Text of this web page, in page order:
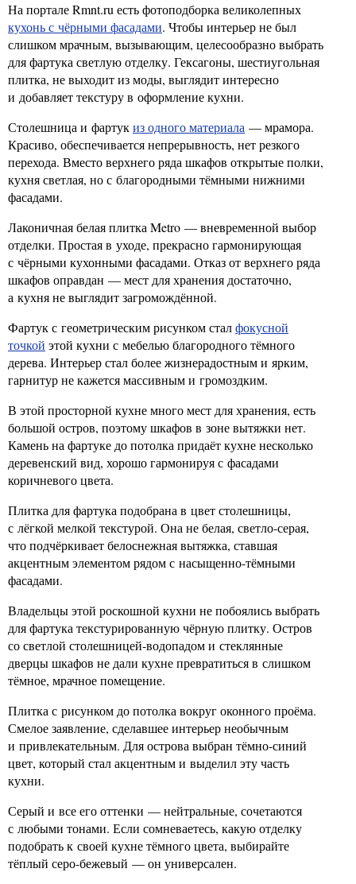
На портале Rmnt.ru есть фотоподборка великолепных
кухонь с чёрными фасадами. Чтобы интерьер не был
слишком мрачным, вызывающим, целесообразно выбрать
для фартука светлую отделку. Гексагоны, шестиугольная
плитка, не выходит из моды, выглядит интересно
и добавляет текстуру в оформление кухни.
Столешница и фартукиз одного материала — мрамора.
Красиво, обеспечивается непрерывность, нет резкого
перехода. Вместо верхнего ряда шкафов открытые полки,
кухня светлая, но с благородными тёмными нижними
фасадами.
Лаконичная белая плитка Metro — вневременной выбор
отделки. Простая в уходе, прекрасно гармонирующая
с чёрными кухонными фасадами. Отказ от верхнего ряда
шкафов оправдан — мест для хранения достаточно,
а кухня не выглядит загромождённой.
Фартук с геометрическим рисунком сталфокусной
точкой этой кухни с мебелью благородного тёмного
дерева. Интерьер стал более жизнерадостным и ярким,
гарнитур не кажется массивным и громоздким.
В этой просторной кухне много мест для хранения, есть
большой остров, поэтому шкафов в зоне вытяжки нет.
Камень на фартуке до потолка придаёт кухне несколько
деревенский вид, хорошо гармонируя с фасадами
коричневого цвета.
Плитка для фартука подобрана в цвет столешницы,
с лёгкой мелкой текстурой. Она не белая, светло-серая,
что подчёркивает белоснежная вытяжка, ставшая
акцентным элементом рядом с насыщенно-тёмными
фасадами.
Владельцы этой роскошной кухни не побоялись выбрать
для фартука текстурированную чёрную плитку. Остров
со светлой столешницей-водопадом и стеклянные
дверцы шкафов не дали кухне превратиться в слишком
тёмное, мрачное помещение.
Плитка с рисунком до потолка вокруг оконного проёма.
Смелое заявление, сделавшее интерьер необычным
и привлекательным. Для острова выбран тёмно-синий
цвет, который стал акцентным и выделил эту часть
кухни.
Серый и все его оттенки — нейтральные, сочетаются
с любыми тонами. Если сомневаетесь, какую отделку
подобрать к своей кухне тёмного цвета, выбирайте
тёплый серо-бежевый — он универсален.